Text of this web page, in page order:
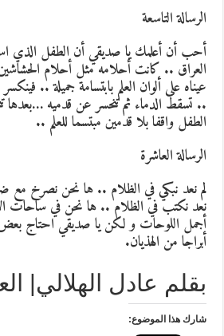
الرسالة التاسعة
أحب أن أعلمك يا صديقي أن الطفل الذي
العراق .. كانت أحلامه مثل أحلام
عيناه على ألوان العلم بابتسامة جميلة ..
.. تسقط الدماء ثم تنحسر عن قدميه …بعدها
الطفل واقفا بلا قدمين مبتسما للعلم ..
الرسالة العاشرة
لم نعد نبكي في الظلام .. ها نحن نصرخ مع
نعد نكتب في الظلام .. ها نحن في ساحات
أجمل اللوحات و لكن يا صديقي احتاج بعض
أبراجا من الهذيان.
بقلم عادل الهلالي|
شارك هذا الموضوع: